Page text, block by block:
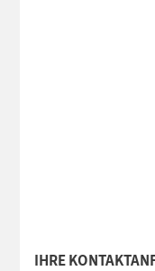
IHRE